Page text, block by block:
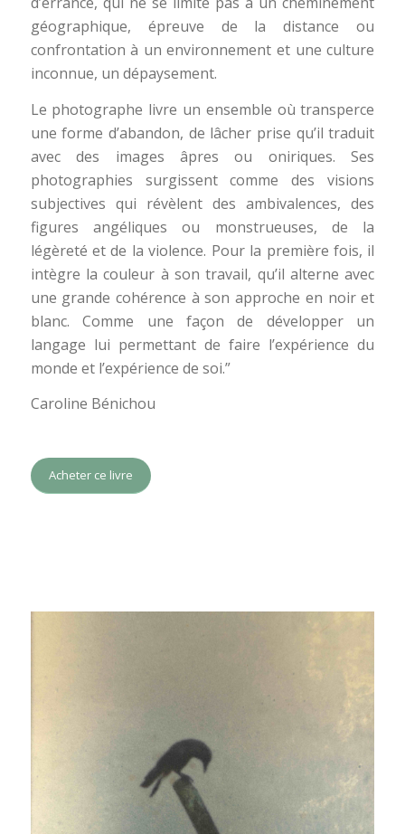
géographique, épreuve de la distance ou
confrontation à un environnement et une culture
inconnue, un dépaysement.
Le photographe livre un ensemble où transperce
une forme d’abandon, de lâcher prise qu’il traduit
avec des images âpres ou oniriques. Ses
photographies surgissent comme des visions
subjectives qui révèlent des ambivalences, des
figures angéliques ou monstrueuses, de la
légèreté et de la violence. Pour la première fois, il
intègre la couleur à son travail, qu’il alterne avec
une grande cohérence à son approche en noir et
blanc. Comme une façon de développer un
langage lui permettant de faire l’expérience du
monde et l’expérience de soi.”
Caroline Bénichou
Acheter ce livre